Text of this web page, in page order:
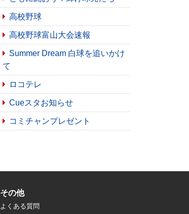
高校野球
高校野球富山大会速報
Summer Dream 白球を追いかけ
て
ロコテレ
Cueスタお知らせ
コミチャンプレゼント
その他
よくある質問